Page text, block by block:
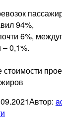
94%,
6%,
0,1%.
стоимости
Автор: